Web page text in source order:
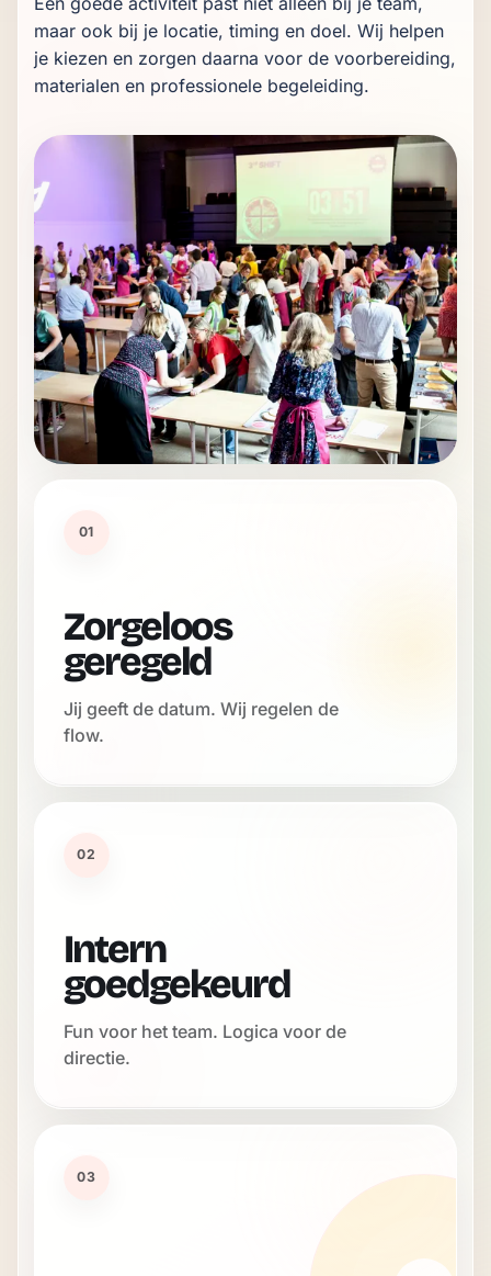
maar ook bij je locatie, timing en doel. Wij helpen
je kiezen en zorgen daarna voor de voorbereiding,
materialen en professionele begeleiding.
01
Zorgeloos
geregeld
Jij geeft de datum. Wij regelen de
flow.
02
Intern
goedgekeurd
Fun voor het team. Logica voor de
directie.
03